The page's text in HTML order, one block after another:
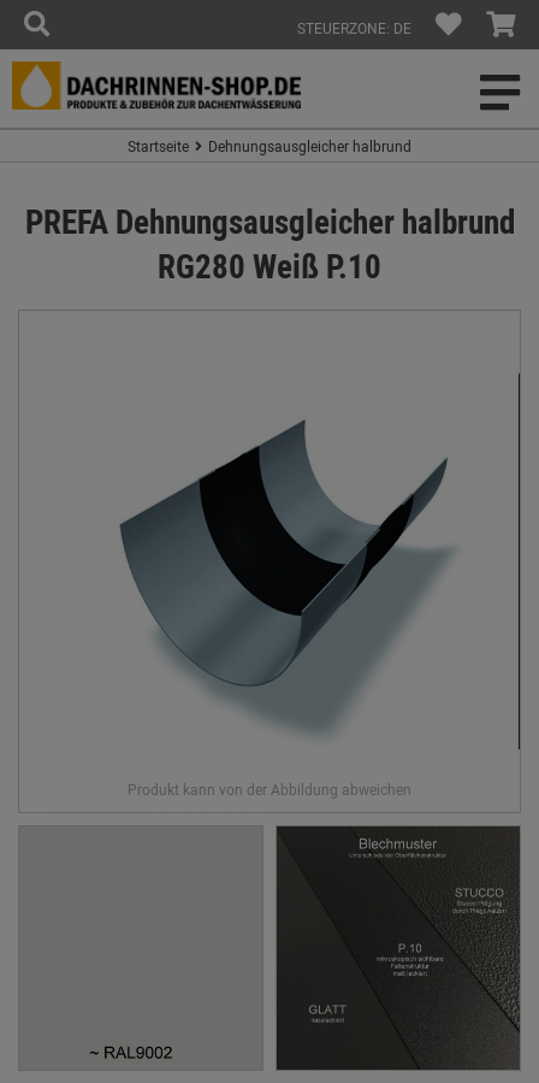
STEUERZONE: DE
Startseite Dehnungsausgleicher halbrund
PREFA Dehnungsausgleicher halbrund
RG280 Weiß P.10